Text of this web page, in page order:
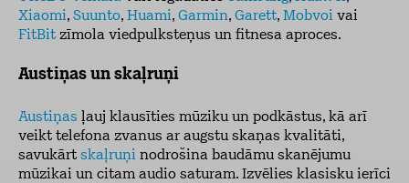
Xiaomi, Suunto, Huami, Garmin, Garett, Mobvoi vai
FitBit zīmola viedpulksteņus un fitnesa aproces.
Austiņas un skaļruņi
Austiņas ļauj klausīties mūziku un podkāstus, kā arī
veikt telefona zvanus ar augstu skaņas kvalitāti,
savukārt skaļruņi nodrošina baudāmu skanējumu
mūzikai un citam audio saturam. Izvēlies klasisku ierīci